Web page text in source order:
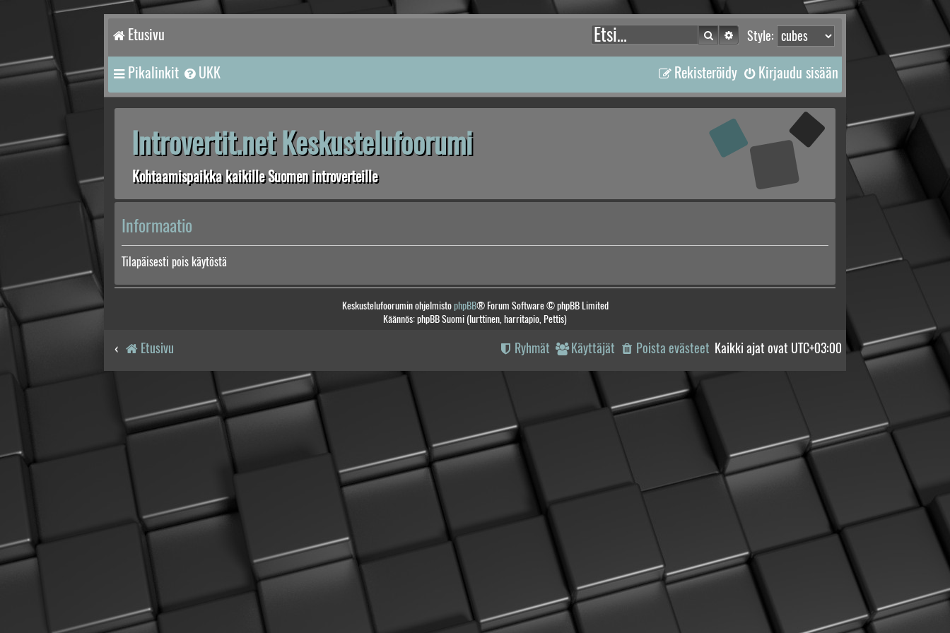
Etusivu Style:
Etsi Tarkennettu haku
Pikalinkit UKK Kirjaudu sisään
Rekisteröidy
Introvertit.net Keskustelufoorumi
Kohtaamispaikka kaikille Suomen introverteille
Informaatio
Tilapäisesti pois käytöstä
Keskustelufoorumin ohjelmistophpBB® Forum Software © phpBB Limited
Käännös: phpBB Suomi (lurttinen, harritapio, Pettis)
Etusivu Kaikki ajat ovat UTC+03:00
Poista evästeet
Käyttäjät
Ryhmät